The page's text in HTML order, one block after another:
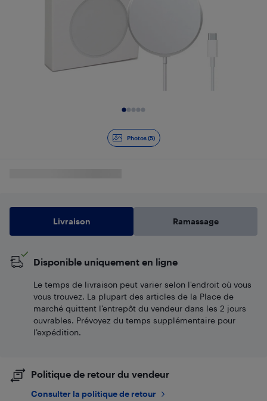
Photos (5)
Livraison Ramassage
Disponible uniquement en ligne
Le temps de livraison peut varier selon l'endroit où vous
vous trouvez. La plupart des articles de la Place de
marché quittent l’entrepôt du vendeur dans les 2 jours
ouvrables. Prévoyez du temps supplémentaire pour
l’expédition.
Politique de retour du vendeur
Consulter la politique de retour